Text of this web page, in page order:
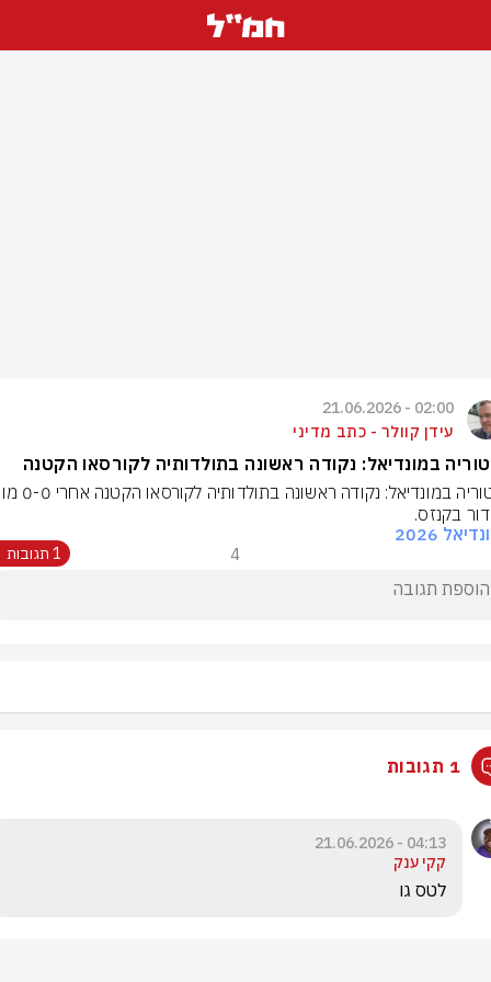
02:00 - 21.06.2026
עידן קוולר - כתב מדיני
במונדיאל: נקודה ראשונה בתולדותיה לקורסאו הקטנה
בקנזס.
2026
4 1 תגובות
1 תגובות
04:13 - 21.06.2026
קקי ענק
לטס גו